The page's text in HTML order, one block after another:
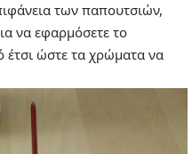
των παπουτσιών,
να εφαρμόσετε το
έτσι ώστε τα χρώματα να